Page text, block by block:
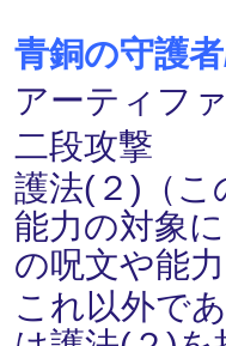
青銅の守護
アーティフ
二段攻撃
護法(２)（
能力の対象
の呪文や能
これ以外で